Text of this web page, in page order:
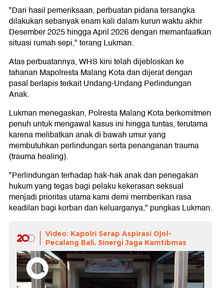
"Dari hasil pemeriksaan, perbuatan pidana tersangka
dilakukan sebanyak enam kali dalam kurun waktu akhir
Desember 2025 hingga April 2026 dengan memanfaatkan
situasi rumah sepi," terang Lukman.
Atas perbuatannya, WHS kini telah dijebloskan ke
tahanan Mapolresta Malang Kota dan dijerat dengan
pasal berlapis terkait Undang-Undang Perlindungan
Anak.
Lukman menegaskan, Polresta Malang Kota berkomitmen
penuh untuk mengawal kasus ini hingga tuntas, terutama
karena melibatkan anak di bawah umur yang
membutuhkan perlindungan serta penanganan trauma
(trauma healing).
"Perlindungan terhadap hak-hak anak dan penegakan
hukum yang tegas bagi pelaku kekerasan seksual
menjadi prioritas utama kami demi memberikan rasa
keadilan bagi korban dan keluarganya," pungkas Lukman.
Video: Kapolri Serap Aspirasi Ojol-
Pecalang Bali, Sinergi Jaga Kamtibmas